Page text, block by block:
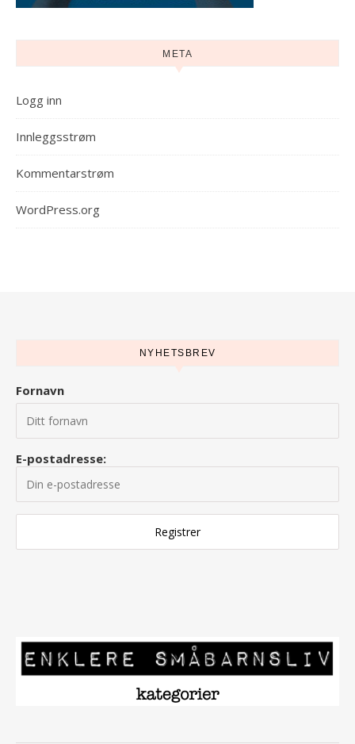
META
Logg inn
Innleggsstrøm
Kommentarstrøm
WordPress.org
NYHETSBREV
Fornavn
E-postadresse: